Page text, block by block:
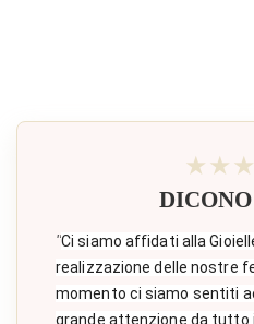
"Ci siamo affidati alla
realizzazione delle nostre
momento ci siamo sentiti
grande attenzione da tutto